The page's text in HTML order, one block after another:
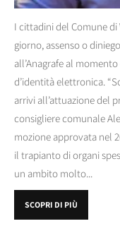
I cittadini del Comune
giorno, assenso o
all’Anagrafe al
d’identità elettronica.
arrivi all’attuazione del
consigliere comunale
mozione approvata nel
il trapianto di organi
un ambito molto...
SCOPRI DI PIÙ